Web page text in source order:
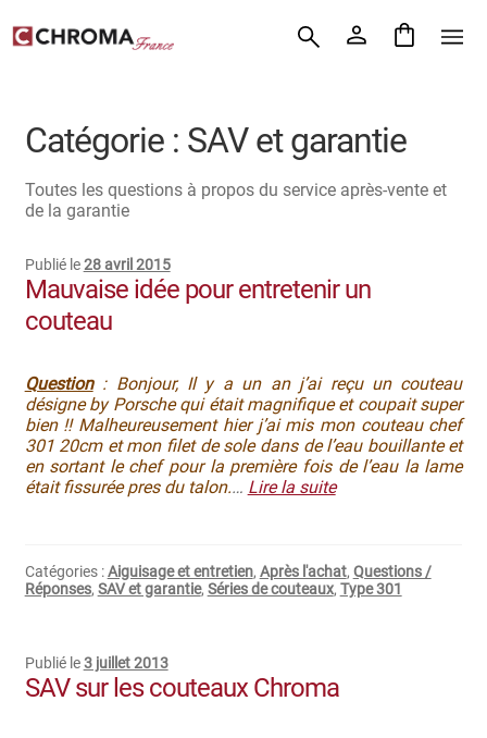
Aller
Aller
Chroma France
Commande
Conditions Générales de Vente
Contact
Demande de devis
Frais de port
Hall of Fame
Ma sélection
Mon Compte
Catégorie : SAV et garantie
Toutes les questions à propos du service après-vente et
de la garantie
Publié le28 avril 2015
Mauvaise idée pour entretenir un
couteau
Question : Bonjour, Il y a un an j’ai reçu un couteau
désigne by Porsche qui était magnifique et coupait super
bien !! Malheureusement hier j’ai mis mon couteau chef
301 20cm et mon filet de sole dans de l’eau bouillante et
en sortant le chef pour la première fois de l’eau la lame
était fissurée pres du talon.… Lire la suite
Catégories :Aiguisage et entretien, Après l'achat, Questions /
Réponses, SAV et garantie, Séries de couteaux, Type 301
Publié le3 juillet 2013
SAV sur les couteaux Chroma